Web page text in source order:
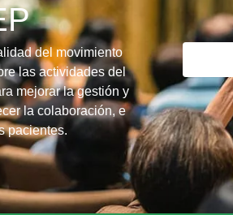
del movimiento
las actividades del
mejorar la gestión y
la colaboración, e
pacientes.